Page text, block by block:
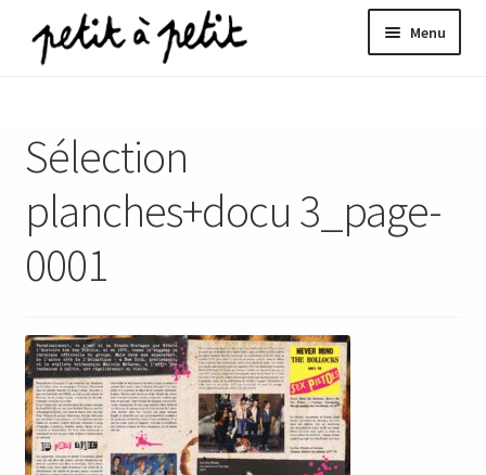
Aller
à
Aller
au
Menu
Sélection
planches+docu 3_page-
0001